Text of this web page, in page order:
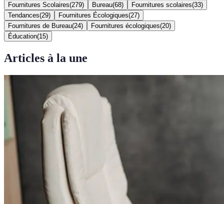
Fournitures Scolaires(279) Bureau(68) Fournitures scolaires(33)
Tendances(29) Fournitures Écologiques(27)
Fournitures de Bureau(24) Fournitures écologiques(20)
Éducation(15)
Articles à la une